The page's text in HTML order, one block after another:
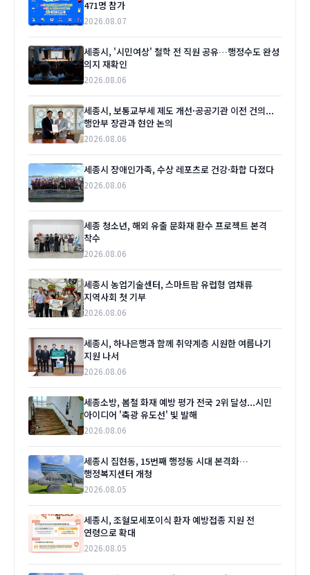
471명 참가
2026.08.07
세종시, '시민여상' 철학 전 직원 공유…행정수도 완성
의지 재확인
2026.08.06
세종시, 보통교부세 제도 개선·공공기관 이전 건의...
행안부 장관과 현안 논의
2026.08.06
세종시 장애인가족, 수상 레포츠로 건강·화합 다졌다
2026.08.06
세종 청소년, 해외 유출 문화재 환수 프로젝트 본격
착수
2026.08.06
세종시 농업기술센터, 스마트팜 유럽형 엽채류
지역사회 첫 기부
2026.08.06
세종시, 하나은행과 함께 취약계층 시원한 여름나기
지원 나서
2026.08.06
세종소방, 봄철 화재 예방 평가 전국 2위 달성...시민
아이디어 '축광 유도선' 빛 발해
2026.08.06
세종시 집현동, 15번째 행정동 시대 본격화…
행정복지센터 개청
2026.08.05
세종시, 조혈모세포이식 환자 예방접종 지원 전
연령으로 확대
2026.08.05